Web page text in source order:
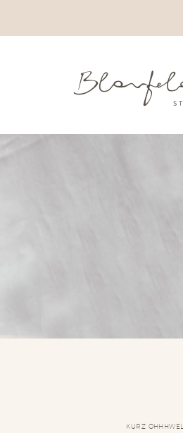
KURZ